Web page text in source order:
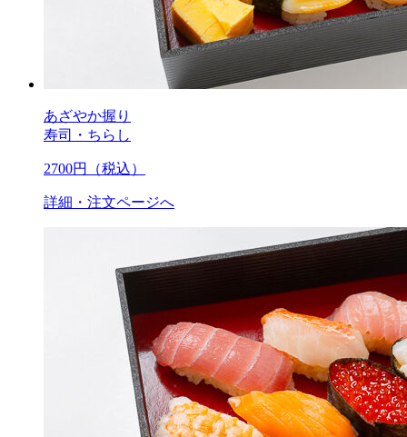
あざやか握り
寿司・ちらし
2700円（税込）
詳細・注文ページへ